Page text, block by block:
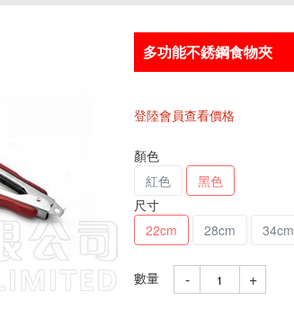
多功能不銹鋼食物夾
登陸會員查看價格
顏色
紅色
黑色
尺寸
22cm
28cm 34cm
數量 - +